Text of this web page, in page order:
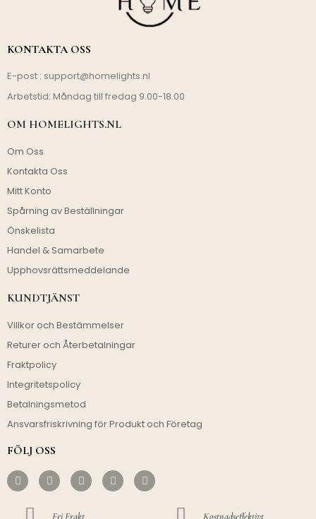
KONTAKTA OSS
E-post : support@homelights.nl
Arbetstid: Måndag till fredag 9.00-18.00
OM HOMELIGHTS.NL
Om Oss
Kontakta Oss
Mitt Konto
Spårning av Beställningar
Önskelista
Handel & Samarbete
Upphovsrättsmeddelande
KUNDTJÄNST
Villkor och Bestämmelser
Returer och Återbetalningar
Fraktpolicy
Integritetspolicy
Betalningsmetod
Ansvarsfriskrivning för Produkt och Företag
FÖLJ OSS